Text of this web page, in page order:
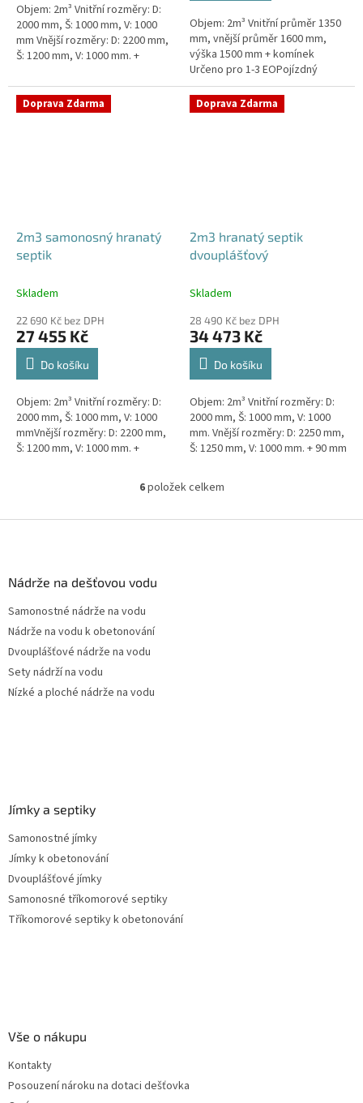
hvězdiček.
Objem: 2m³ Vnitřní rozměry: D:
2000 mm, Š: 1000 mm, V: 1000
mm Vnější rozměry: D: 2200 mm,
Š: 1200 mm, V: 1000 mm. +
EOSeptik vhodný pod
parkovací...
Objem: 2m³ Vnitřní průměr 1350
mm, vnější průměr 1600 mm,
výška 1500 mm + komínek
Určeno pro 1-3 EOPojízdný
septik vhodný do míst s
vysokou hladinou spodní
vodyPrůměr a pozici...
Doprava Zdarma
2m3 samonosný hranatý
septik
Skladem
22 690 Kč bez DPH
27 455 Kč
Do košíku
Objem: 2m³ Vnitřní rozměry: D:
2000 mm, Š: 1000 mm, V: 1000
mmVnější rozměry: D: 2200 mm,
Š: 1200 mm, V: 1000 mm. +
EOKvalitní, pevný septik bez
Doprava Zdarma
2m3 hranatý septik
dvouplášťový
Skladem
28 490 Kč bez DPH
34 473 Kč
Do košíku
Objem: 2m³ Vnitřní rozměry: D:
2000 mm, Š: 1000 mm, V: 1000
mm. Vnější rozměry: D: 2250 mm,
Š: 1250 mm, V: 1000 mm. + 90 mm
komínek Určeno...
O
l
6položek celkem
Nádrže na dešťovou vodu
Samonostné nádrže na vodu
Nádrže na vodu k obetonování
Dvouplášťové nádrže na vodu
Sety nádrží na vodu
Nízké a ploché nádrže na vodu
Jímky a septiky
Samonostné jímky
Jímky k obetonování
Dvouplášťové jímky
Samonosné tříkomorové septiky
Tříkomorové septiky k obetonování
Vše o nákupu
Kontakty
Posouzení nároku na dotaci dešťovka